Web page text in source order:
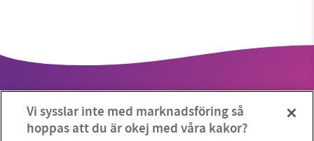
nyhetsbevakning och granskningar. Nu vill vi
utveckla vårt arbete – och vi hoppas att du
vill hjälpa oss.
Stötta vårt arbete genom att swisha en slant till
Vi sysslar inte med marknadsföring så
hoppas att du är okej med våra kakor?